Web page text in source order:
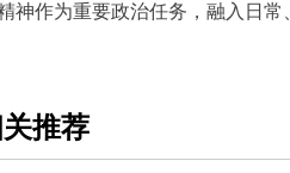
神作为重要政治任务，融入日常
推荐